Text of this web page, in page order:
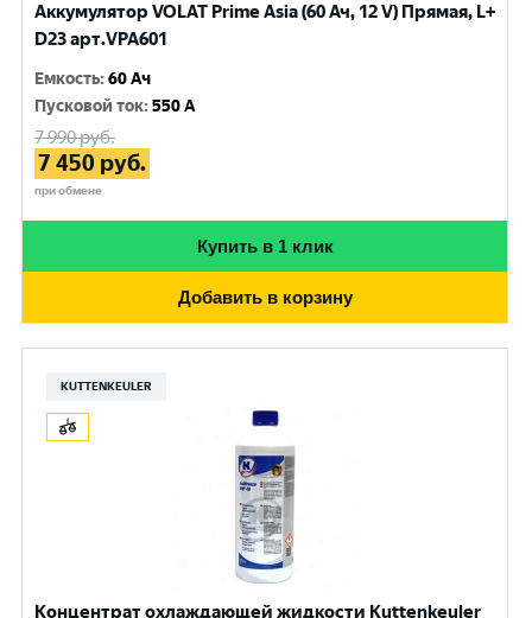
Аккумулятор VOLAT Prime Asia (60 Ач, 12 V) Прямая, L+
D23 арт.VPA601
Емкость:60 Ач
Пусковой ток:550 A
7 990руб.
7 450 руб.
при обмене
Купить в 1 клик
Добавить в корзину
KUTTENKEULER
Концентрат охлаждающей жидкости Kuttenkeuler